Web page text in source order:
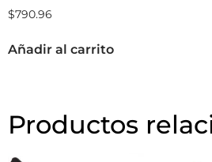
$790.96
Añadir al carrito
Productos